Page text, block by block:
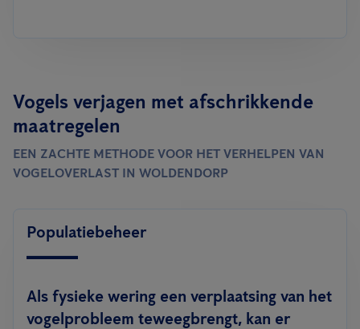
Vogels verjagen met afschrikkende
maatregelen
EEN ZACHTE METHODE VOOR HET VERHELPEN VAN
VOGELOVERLAST IN WOLDENDORP
Populatiebeheer
Als fysieke wering een verplaatsing van het
vogelprobleem teweegbrengt, kan er